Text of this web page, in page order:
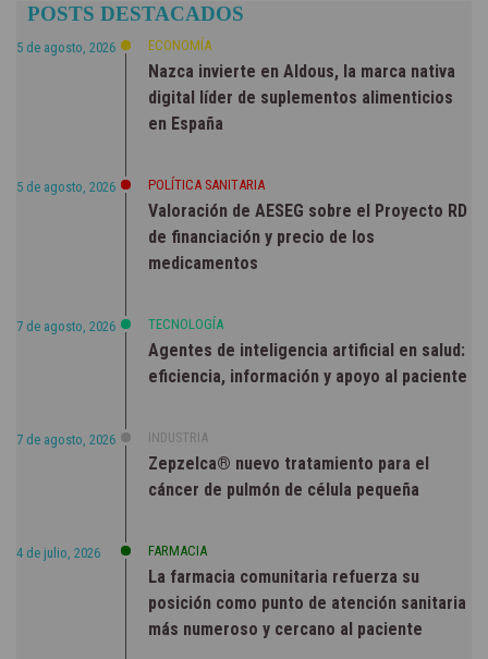
POSTS DESTACADOS
5 de agosto, 2026 ECONOMÍA
Nazca invierte en Aldous, la marca nativa
digital líder de suplementos alimenticios
en España
5 de agosto, 2026 POLÍTICA SANITARIA
Valoración de AESEG sobre el Proyecto RD
de financiación y precio de los
medicamentos
7 de agosto, 2026 TECNOLOGÍA
Agentes de inteligencia artificial en salud:
eficiencia, información y apoyo al paciente
7 de agosto, 2026 INDUSTRIA
Zepzelca® nuevo tratamiento para el
cáncer de pulmón de célula pequeña
4 de julio, 2026 FARMACIA
La farmacia comunitaria refuerza su
posición como punto de atención sanitaria
más numeroso y cercano al paciente